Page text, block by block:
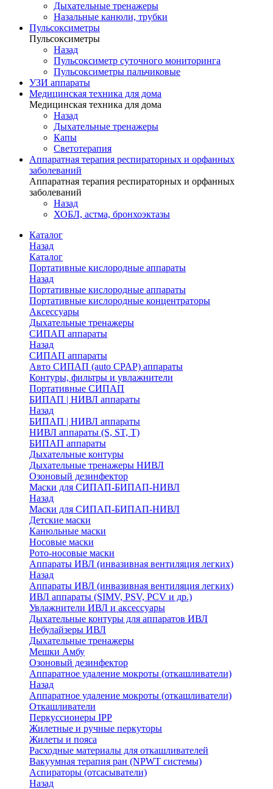
Дыхательные тренажеры
Назальные канюли, трубки
Пульсоксиметры
Пульсоксиметры
Назад
Пульсоксиметр суточного мониторинга
Пульсоксиметры пальчиковые
УЗИ аппараты
Медицинская техника для дома
Медицинская техника для дома
Назад
Дыхательные тренажеры
Капы
Светотерапия
Аппаратная терапия респираторных и орфанных
заболеваний
Аппаратная терапия респираторных и орфанных
заболеваний
Назад
ХОБЛ, астма, бронхоэктазы
Каталог
Назад
Каталог
Портативные кислородные аппараты
Назад
Портативные кислородные аппараты
Портативные кислородные концентраторы
Аксессуары
Дыхательные тренажеры
СИПАП аппараты
Назад
СИПАП аппараты
Aвто СИПАП (auto CPAP) аппараты
Контуры, фильтры и увлажнители
Портативные СИПАП
БИПАП | НИВЛ аппараты
Назад
БИПАП | НИВЛ аппараты
НИВЛ аппараты (S, ST, T)
БИПАП аппараты
Дыхательные контуры
Дыхательные тренажеры НИВЛ
Озоновый дезинфектор
Маски для СИПАП-БИПАП-НИВЛ
Назад
Маски для СИПАП-БИПАП-НИВЛ
Детские маски
Канюльные маски
Носовые маски
Рото-носовые маски
Аппараты ИВЛ (инвазивная вентиляция легких)
Назад
Аппараты ИВЛ (инвазивная вентиляция легких)
ИВЛ аппараты (SIMV, PSV, PCV и др.)
Увлажнители ИВЛ и аксессуары
Дыхательные контуры для аппаратов ИВЛ
Небулайзеры ИВЛ
Дыхательные тренажеры
Мешки Амбу
Озоновый дезинфектор
Аппаратное удаление мокроты (откашливатели)
Назад
Аппаратное удаление мокроты (откашливатели)
Откашливатели
Перкуссионеры IPP
Жилетные и ручные перкуторы
Жилеты и пояса
Расходные материалы для откашливателей
Вакуумная терапия ран (NPWT системы)
Аспираторы (отсасыватели)
Назад